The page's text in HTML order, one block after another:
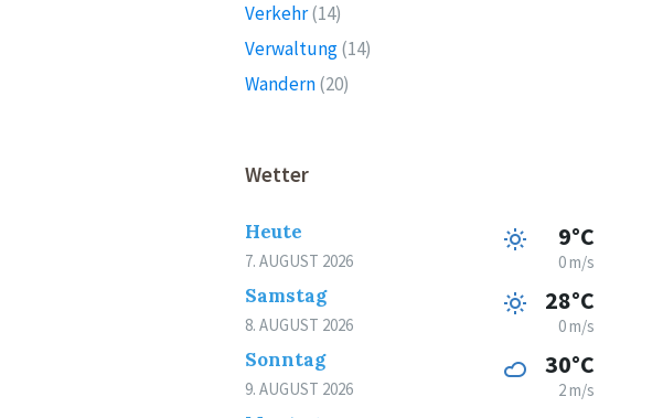
Verkehr(14)
Verwaltung(14)
Wandern(20)
Wetter
Heute
7. AUGUST 2026
9°C
0 m/s
Samstag
8. AUGUST 2026
28°C
0 m/s
Sonntag
9. AUGUST 2026
30°C
2 m/s